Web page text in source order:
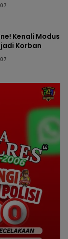
Kenali Modus
Korban